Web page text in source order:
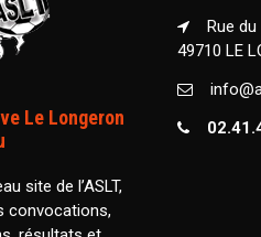
Le Longeron
site de l’ASLT,
convocations,
Rue
49710 LE